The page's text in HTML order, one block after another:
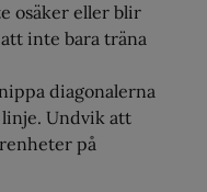
osäker eller blir
inte bara träna
diagonalerna
Undvik att
på